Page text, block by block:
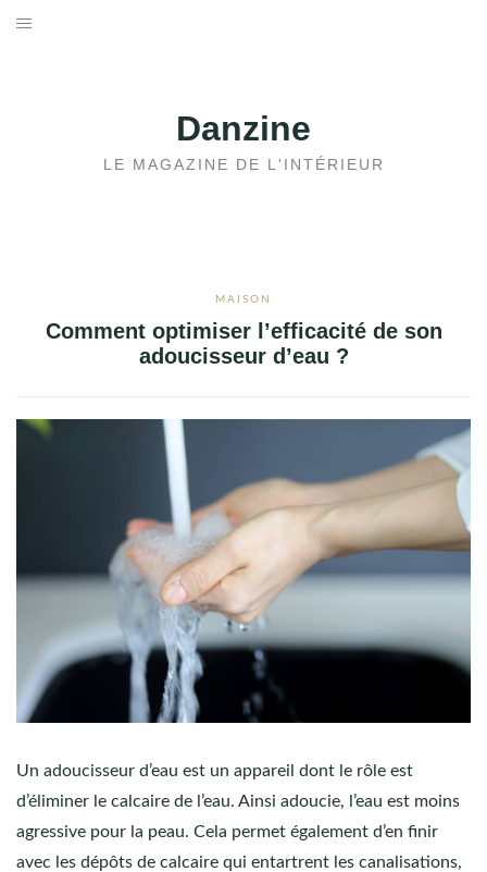
Danzine
LE MAGAZINE DE L'INTÉRIEUR
MAISON
Comment optimiser l’efficacité de son
adoucisseur d’eau ?
Un adoucisseur d’eau est un appareil dont le rôle est
d’éliminer le calcaire de l’eau. Ainsi adoucie, l’eau est moins
agressive pour la peau. Cela permet également d’en finir
avec les dépôts de calcaire qui entartrent les canalisations,